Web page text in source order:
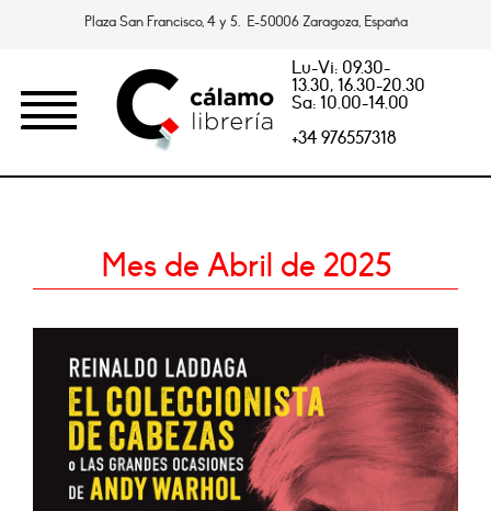
Plaza San Francisco, 4 y 5. E-50006 Zaragoza, España
Lu-Vi: 09.30-
13.30, 16.30-20.30
Sa: 10.00-14.00
+34 976557318
Mes de Abril de 2025